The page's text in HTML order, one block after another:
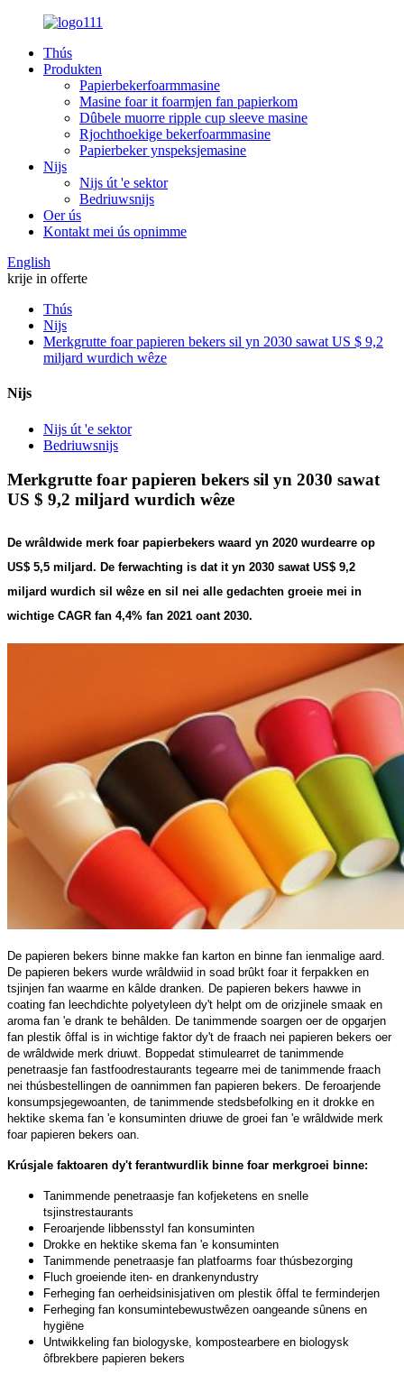
Thús
Produkten
Papierbekerfoarmmasine
Masine foar it foarmjen fan papierkom
Dûbele muorre ripple cup sleeve masine
Rjochthoekige bekerfoarmmasine
Papierbeker ynspeksjemasine
Nijs
Nijs út 'e sektor
Bedriuwsnijs
Oer ús
Kontakt mei ús opnimme
English
krije in offerte
Thús
Nijs
Merkgrutte foar papieren bekers sil yn 2030 sawat US $ 9,2
miljard wurdich wêze
Nijs
Nijs út 'e sektor
Bedriuwsnijs
Merkgrutte foar papieren bekers sil yn 2030 sawat
US $ 9,2 miljard wurdich wêze
De wrâldwide merk foar papierbekers waard yn 2020 wurdearre op
US$ 5,5 miljard. De ferwachting is dat it yn 2030 sawat US$ 9,2
miljard wurdich sil wêze en sil nei alle gedachten groeie mei in
wichtige CAGR fan 4,4% fan 2021 oant 2030.
De papieren bekers binne makke fan karton en binne fan ienmalige aard.
De papieren bekers wurde wrâldwiid in soad brûkt foar it ferpakken en
tsjinjen fan waarme en kâlde dranken. De papieren bekers hawwe in
coating fan leechdichte polyetyleen dy't helpt om de orizjinele smaak en
aroma fan 'e drank te behâlden. De tanimmende soargen oer de opgarjen
fan plestik ôffal is in wichtige faktor dy't de fraach nei papieren bekers oer
de wrâldwide merk driuwt. Boppedat stimulearret de tanimmende
penetraasje fan fastfoodrestaurants tegearre mei de tanimmende fraach
nei thúsbestellingen de oannimmen fan papieren bekers. De feroarjende
konsumpsjegewoanten, de tanimmende stedsbefolking en it drokke en
hektike skema fan 'e konsuminten driuwe de groei fan 'e wrâldwide merk
foar papieren bekers oan.
Krúsjale faktoaren dy't ferantwurdlik binne foar merkgroei binne:
Tanimmende penetraasje fan kofjeketens en snelle
tsjinstrestaurants
Feroarjende libbensstyl fan konsuminten
Drokke en hektike skema fan 'e konsuminten
Tanimmende penetraasje fan platfoarms foar thúsbezorging
Fluch groeiende iten- en drankenyndustry
Ferheging fan oerheidsinisjativen om plestik ôffal te ferminderjen
Ferheging fan konsumintebewustwêzen oangeande sûnens en
hygiëne
Untwikkeling fan biologyske, kompostearbere en biologysk
ôfbrekbere papieren bekers